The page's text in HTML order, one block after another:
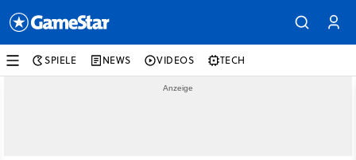
SPIELE NEWS VIDEOS TECH